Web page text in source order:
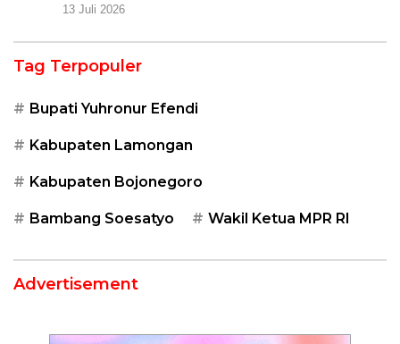
13 Juli 2026
Tag Terpopuler
Bupati Yuhronur Efendi
Kabupaten Lamongan
Kabupaten Bojonegoro
Bambang Soesatyo Wakil Ketua MPR RI
Advertisement